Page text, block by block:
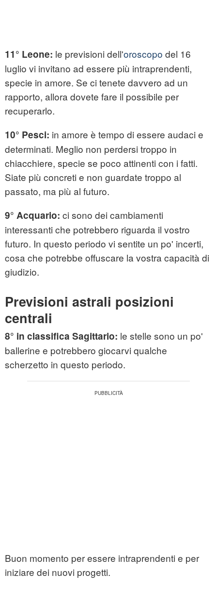
11° Leone: le previsioni dell'oroscopo del 16
luglio vi invitano ad essere più intraprendenti,
specie in amore. Se ci tenete davvero ad un
rapporto, allora dovete fare il possibile per
recuperarlo.
10° Pesci: in amore è tempo di essere audaci e
determinati. Meglio non perdersi troppo in
chiacchiere, specie se poco attinenti con i fatti.
Siate più concreti e non guardate troppo al
passato, ma più al futuro.
9° Acquario: ci sono dei cambiamenti
interessanti che potrebbero riguarda il vostro
futuro. In questo periodo vi sentite un po' incerti,
cosa che potrebbe offuscare la vostra capacità di
giudizio.
Previsioni astrali posizioni
centrali
8° in classifica Sagittario: le stelle sono un po'
ballerine e potrebbero giocarvi qualche
scherzetto in questo periodo.
Buon momento per essere intraprendenti e per
iniziare dei nuovi progetti.